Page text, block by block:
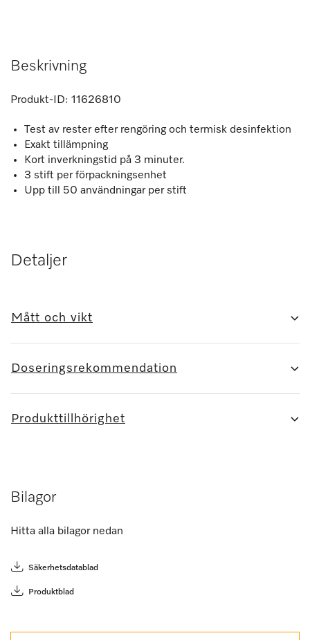
Beskrivning
Produkt-ID: 11626810
Test av rester efter rengöring och termisk desinfektion
Exakt tillämpning
Kort inverkningstid på 3 minuter.
3 stift per förpackningsenhet
Upp till 50 användningar per stift
Detaljer
Mått och vikt
Doseringsrekommendation
Produkttillhörighet
Bilagor
Hitta alla bilagor nedan
Säkerhetsdatablad
Produktblad